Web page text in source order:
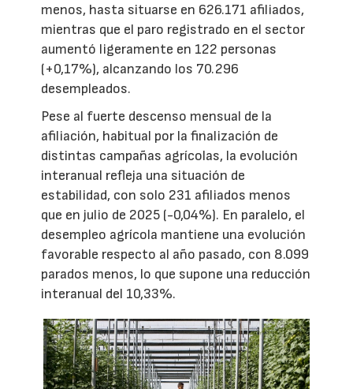
menos, hasta situarse en 626.171 afiliados,
mientras que el paro registrado en el sector
aumentó ligeramente en 122 personas
(+0,17%), alcanzando los 70.296
desempleados.
Pese al fuerte descenso mensual de la
afiliación, habitual por la finalización de
distintas campañas agrícolas, la evolución
interanual refleja una situación de
estabilidad, con solo 231 afiliados menos
que en julio de 2025 (-0,04%). En paralelo, el
desempleo agrícola mantiene una evolución
favorable respecto al año pasado, con 8.099
parados menos, lo que supone una reducción
interanual del 10,33%.